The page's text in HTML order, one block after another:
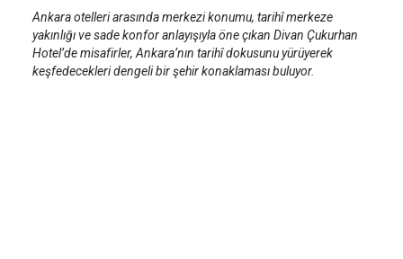
Ankara otelleri arasında merkezi konumu, tarihî merkeze
yakınlığı ve sade konfor anlayışıyla öne çıkan Divan Çukurhan
Hotel’de misafirler, Ankara’nın tarihî dokusunu yürüyerek
keşfedecekleri dengeli bir şehir konaklaması buluyor.